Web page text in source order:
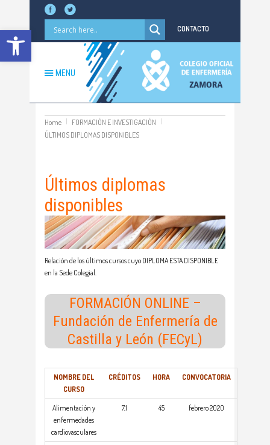
Abrir barra de herramientas CONTACTO
MENU
Home
FORMACIÓN E INVESTIGACIÓN
ÚLTIMOS DIPLOMAS DISPONIBLES
Últimos diplomas
disponibles
Relación de los últimos cursos cuyo DIPLOMA ESTA DISPONIBLE
en la Sede Colegial.
FORMACIÓN ONLINE –
Fundación de Enfermería de
Castilla y León (FECyL)
NOMBRE DEL
CURSO
CRÉDITOS HORA CONVOCATORIA
Alimentación y
enfermedades
cardiovasculares
7,1 45 febrero 2020